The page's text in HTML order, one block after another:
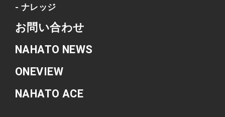
- ナレッジ
お問い合わせ
NAHATO NEWS
ONEVIEW
NAHATO ACE